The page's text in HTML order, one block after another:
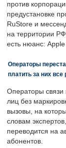
против
предустановке
RuStore и
на территории
есть нюанс:
Операторы
платить за них все
Операторы связи
лиц без
вызовы, на
словам
переводится на
абонентов.